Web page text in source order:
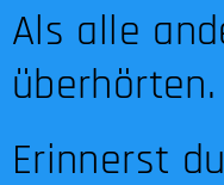
Als alle
überhörten.
Erinnerst